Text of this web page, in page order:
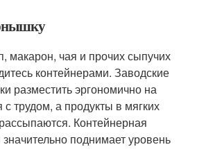
макарон, чая и прочих сыпучих
контейнерами. Заводские
разместить эргономично на
с трудом, а продукты в мягких
Контейнерная
поднимает уровень